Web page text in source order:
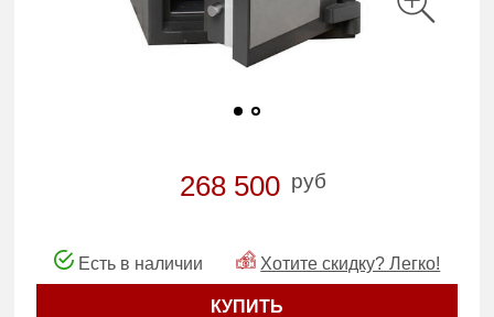
268 500 руб
Есть в наличии Хотите скидку? Легко!
КУПИТЬ